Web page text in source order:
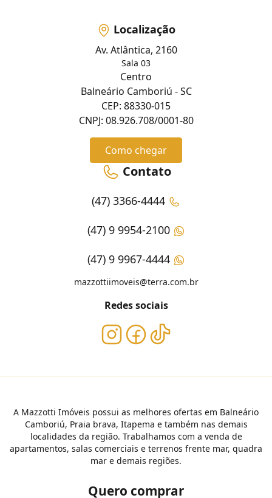
Localização
Av. Atlântica, 2160
Sala 03
Centro
Balneário Camboriú - SC
CEP: 88330-015
CNPJ: 08.926.708/0001-80
Como chegar
Contato
(47) 3366-4444
(47) 9 9954-2100
(47) 9 9967-4444
mazzottiimoveis@terra.com.br
Redes sociais
A Mazzotti Imóveis possui as melhores ofertas em Balneário
Camboriú, Praia brava, Itapema e também nas demais
localidades da região. Trabalhamos com a venda de
apartamentos, salas comerciais e terrenos frente mar, quadra
mar e demais regiões.
Quero comprar